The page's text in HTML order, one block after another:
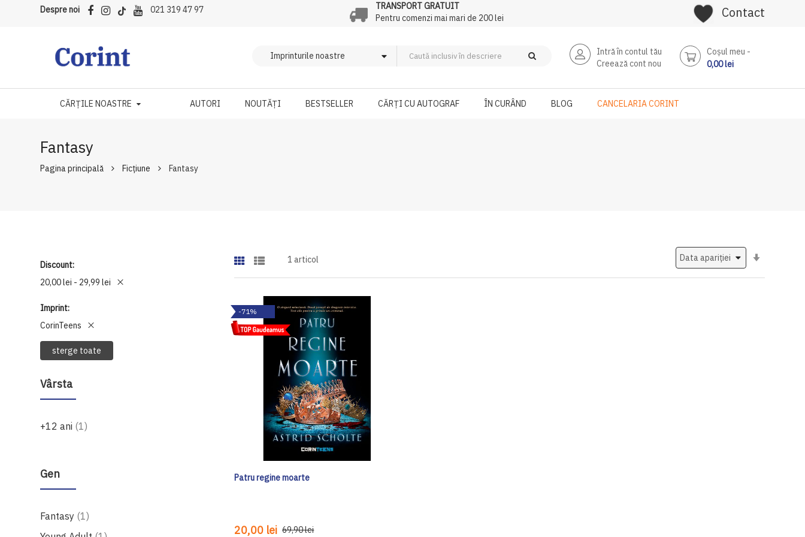
Despre noi 021 319 47 97
TRANSPORT GRATUIT
Pentru comenzi mai mari de 200 lei
Contact
Intră în contul tău
Creează cont nou
Coşul meu
0,00 lei
CĂRȚILE NOASTRE AUTORI NOUTĂȚI BESTSELLER CĂRȚI CU AUTOGRAF ÎN CURÂND BLOG CANCELARIA CORINT
Fantasy
Pagina principală Ficțiune Fantasy
Discount
20,00 lei - 29,99 lei
Imprint
CorinTeens
sterge toate
Vârsta
+12 ani 1produs
Gen
Fantasy 1produs
1 articol
-71%
Patru regine moarte
20,00 lei 69,90 lei